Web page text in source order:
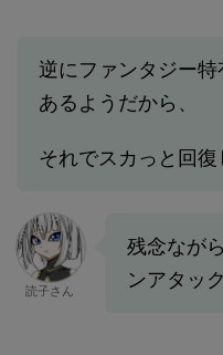
逆にファンタジー
あるようだから、
それでスカっと回復
読子さん
残念なが
ンアタッ